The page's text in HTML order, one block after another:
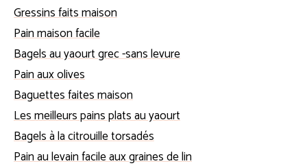
Gressins faits maison
Pain maison facile
Bagels au yaourt grec -sans levure
Pain aux olives
Baguettes faites maison
Les meilleurs pains plats au yaourt
Bagels à la citrouille torsadés
Pain au levain facile aux graines de lin